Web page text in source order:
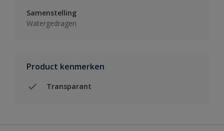
Samenstelling
Watergedragen
Product kenmerken
Transparant